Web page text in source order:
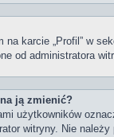
na karcie „Profil” w
od administratora
ją zmienić?
użytkowników
witryny. Nie